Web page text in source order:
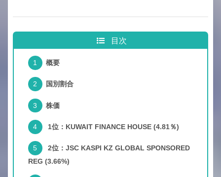
目次
概要
国別割合
株価
1位：KUWAIT FINANCE HOUSE (4.81％)
2位：JSC KASPI KZ GLOBAL SPONSORED
REG (3.66%)